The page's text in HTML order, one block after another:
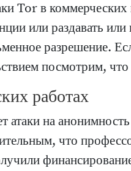
Tor в
или раздавать
разрешение.
посмотрим,
работах
атаки на
что